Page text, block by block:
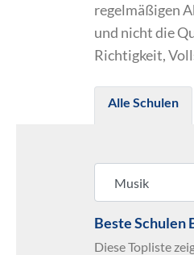
regelmäßigen
und nicht die
Richtigkeit,
Alle Schulen
Beste Schulen
Diese Topliste